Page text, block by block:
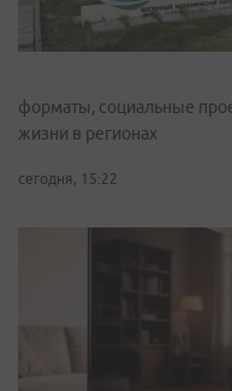
форматы, социальные
жизни в регионах
сегодня, 15:22